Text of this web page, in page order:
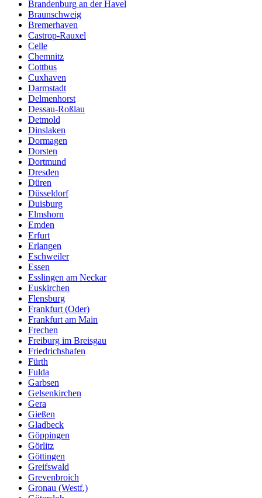
Brandenburg an der Havel
Braunschweig
Bremerhaven
Castrop-Rauxel
Celle
Chemnitz
Cottbus
Cuxhaven
Darmstadt
Delmenhorst
Dessau-Roßlau
Detmold
Dinslaken
Dormagen
Dorsten
Dortmund
Dresden
Düren
Düsseldorf
Duisburg
Elmshorn
Emden
Erfurt
Erlangen
Eschweiler
Essen
Esslingen am Neckar
Euskirchen
Flensburg
Frankfurt (Oder)
Frankfurt am Main
Frechen
Freiburg im Breisgau
Friedrichshafen
Fürth
Fulda
Garbsen
Gelsenkirchen
Gera
Gießen
Gladbeck
Göppingen
Görlitz
Göttingen
Greifswald
Grevenbroich
Gronau (Westf.)